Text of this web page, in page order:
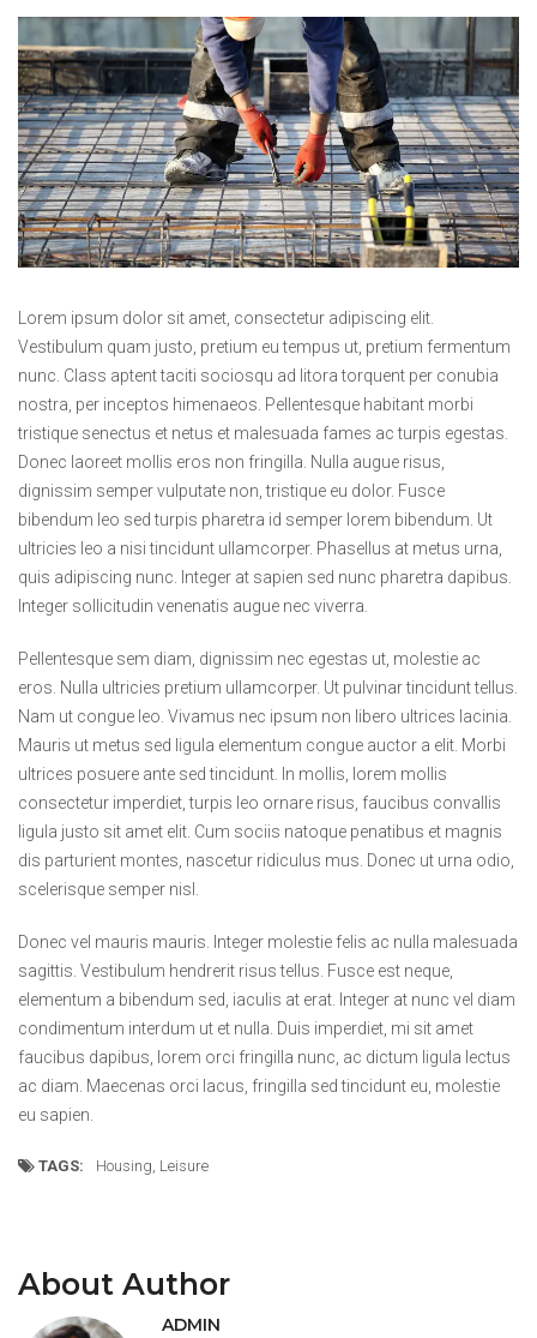
Lorem ipsum dolor sit amet, consectetur adipiscing elit.
Vestibulum quam justo, pretium eu tempus ut, pretium fermentum
nunc. Class aptent taciti sociosqu ad litora torquent per conubia
nostra, per inceptos himenaeos. Pellentesque habitant morbi
tristique senectus et netus et malesuada fames ac turpis egestas.
Donec laoreet mollis eros non fringilla. Nulla augue risus,
dignissim semper vulputate non, tristique eu dolor. Fusce
bibendum leo sed turpis pharetra id semper lorem bibendum. Ut
ultricies leo a nisi tincidunt ullamcorper. Phasellus at metus urna,
quis adipiscing nunc. Integer at sapien sed nunc pharetra dapibus.
Integer sollicitudin venenatis augue nec viverra.
Pellentesque sem diam, dignissim nec egestas ut, molestie ac
eros. Nulla ultricies pretium ullamcorper. Ut pulvinar tincidunt tellus.
Nam ut congue leo. Vivamus nec ipsum non libero ultrices lacinia.
Mauris ut metus sed ligula elementum congue auctor a elit. Morbi
ultrices posuere ante sed tincidunt. In mollis, lorem mollis
consectetur imperdiet, turpis leo ornare risus, faucibus convallis
ligula justo sit amet elit. Cum sociis natoque penatibus et magnis
dis parturient montes, nascetur ridiculus mus. Donec ut urna odio,
scelerisque semper nisl.
Donec vel mauris mauris. Integer molestie felis ac nulla malesuada
sagittis. Vestibulum hendrerit risus tellus. Fusce est neque,
elementum a bibendum sed, iaculis at erat. Integer at nunc vel diam
condimentum interdum ut et nulla. Duis imperdiet, mi sit amet
faucibus dapibus, lorem orci fringilla nunc, ac dictum ligula lectus
ac diam. Maecenas orci lacus, fringilla sed tincidunt eu, molestie
eu sapien.
TAGS: Housing, Leisure
About Author
ADMIN